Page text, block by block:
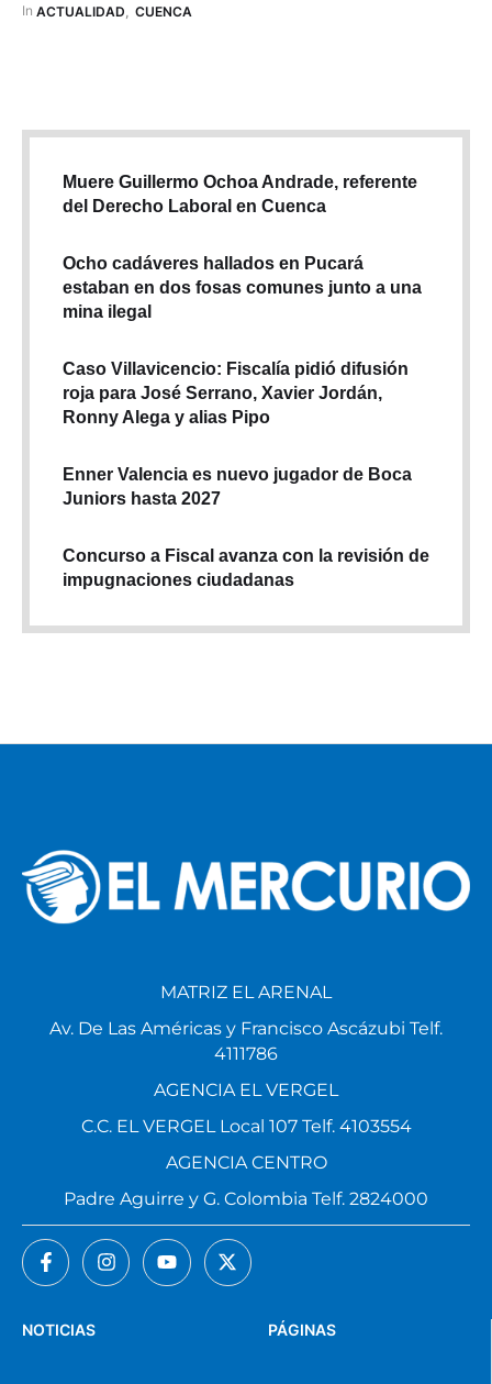
los estándares de calidad y sostenibilidad durante el proceso
In ACTUALIDAD CUENCA
Muere Guillermo Ochoa Andrade, referente
del Derecho Laboral en Cuenca
Ocho cadáveres hallados en Pucará
estaban en dos fosas comunes junto a una
mina ilegal
Caso Villavicencio: Fiscalía pidió difusión
roja para José Serrano, Xavier Jordán,
Ronny Alega y alias Pipo
Enner Valencia es nuevo jugador de Boca
Juniors hasta 2027
Concurso a Fiscal avanza con la revisión de
impugnaciones ciudadanas
PÁGINAS
NOTICIAS
MATRIZ EL ARENAL
Av. De Las Américas y Francisco Ascázubi Telf.
4111786
AGENCIA EL VERGEL
C.C. EL VERGEL Local 107 Telf. 4103554
AGENCIA CENTRO
Padre Aguirre y G. Colombia Telf. 2824000